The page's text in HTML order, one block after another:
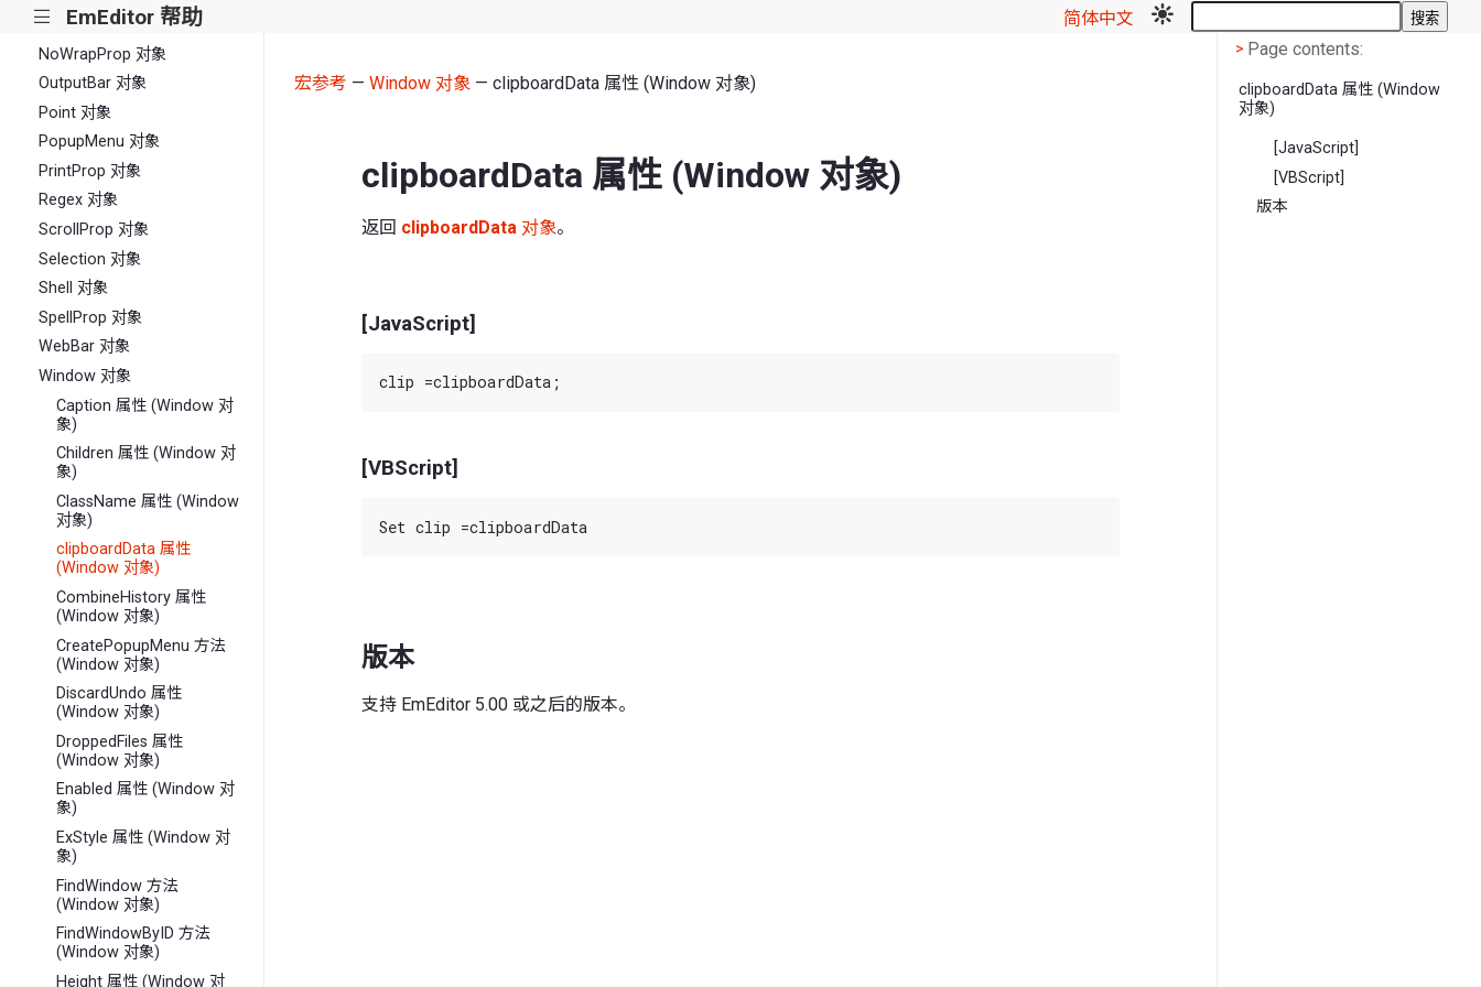
||| EmEditor 帮助 简体中文 搜索
NoWrapList 集合
NoWrapProp 对象
OutputBar 对象
Point 对象
PopupMenu 对象
PrintProp 对象
Regex 对象
ScrollProp 对象
Selection 对象
Shell 对象
SpellProp 对象
WebBar 对象
Window 对象
Caption 属性 (Window 对
象)
Children 属性 (Window 对
象)
ClassName 属性 (Window
对象)
clipboardData 属性
(Window 对象)
CombineHistory 属性
(Window 对象)
CreatePopupMenu 方法
(Window 对象)
DiscardUndo 属性
(Window 对象)
DroppedFiles 属性
(Window 对象)
Enabled 属性 (Window 对
象)
ExStyle 属性 (Window 对
象)
FindWindow 方法
(Window 对象)
FindWindowByID 方法
(Window 对象)
Height 属性 (Window 对
宏参考 — Window 对象— clipboardData 属性 (Window 对象)
clipboardData 属性 (Window 对象)
返回 clipboardData 对象。
[JavaScript]
[VBScript]
版本
支持 EmEditor 5.00 或之后的版本。
< Page contents
> Page contents:
clipboardData 属性 (Window
对象)
[JavaScript]
[VBScript]
版本